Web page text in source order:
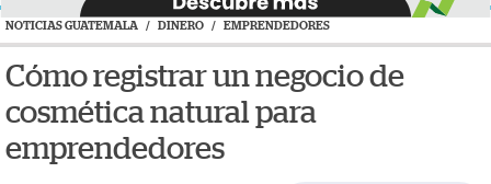
NOTICIAS GUATEMALA / DINERO / EMPRENDEDORES
Cómo registrar un negocio de
cosmética natural para
emprendedores